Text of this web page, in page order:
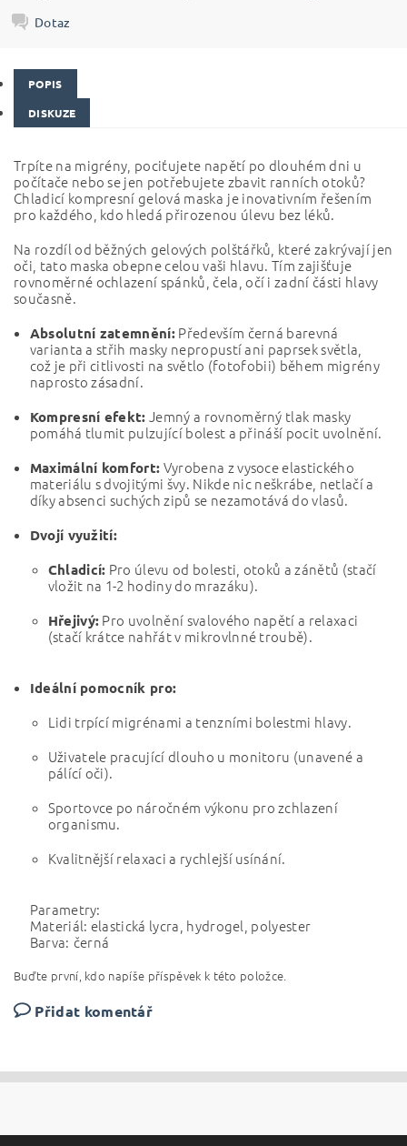
Dotaz
POPIS
DISKUZE
Trpíte na migrény, pociťujete napětí po dlouhém dni u
počítače nebo se jen potřebujete zbavit ranních otoků?
Chladicí kompresní gelová maska je inovativním řešením
pro každého, kdo hledá přirozenou úlevu bez léků.
Na rozdíl od běžných gelových polštářků, které zakrývají jen
oči, tato maska obepne celou vaši hlavu. Tím zajišťuje
rovnoměrné ochlazení spánků, čela, očí i zadní části hlavy
současně.
Absolutní zatemnění: Především černá barevná
varianta a střih masky nepropustí ani paprsek světla,
což je při citlivosti na světlo (fotofobii) během migrény
naprosto zásadní.
Kompresní efekt: Jemný a rovnoměrný tlak masky
pomáhá tlumit pulzující bolest a přináší pocit uvolnění.
Maximální komfort: Vyrobena z vysoce elastického
materiálu s dvojitými švy. Nikde nic neškrábe, netlačí a
díky absenci suchých zipů se nezamotává do vlasů.
Dvojí využití:
Chladicí: Pro úlevu od bolesti, otoků a zánětů (stačí
vložit na 1-2 hodiny do mrazáku).
Hřejivý: Pro uvolnění svalového napětí a relaxaci
(stačí krátce nahřát v mikrovlnné troubě).
Ideální pomocník pro:
Lidi trpící migrénami a tenzními bolestmi hlavy.
Uživatele pracující dlouho u monitoru (unavené a
pálící oči).
Sportovce po náročném výkonu pro zchlazení
organismu.
Kvalitnější relaxaci a rychlejší usínání.
Parametry:
Materiál: elastická lycra, hydrogel, polyester
Barva: černá
Buďte první, kdo napíše příspěvek k této položce.
Přidat komentář